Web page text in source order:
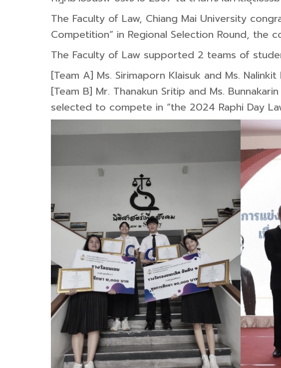
The Faculty of Law, Chiang Mai University
Competition” in Regional Selection Round,
The Faculty of Law supported 2 teams of
[Team A] Ms. Sirimaporn Klaisuk and Ms.
[Team B] Mr. Thanakun Sritip and Ms.
selected to compete in “the 2024 Raphi Day